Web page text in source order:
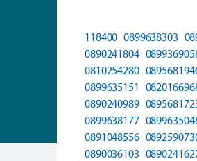
118400 0899638303
0890241804
0810254280
0899635151
0890240989
0899638177
0891048556
0890036103